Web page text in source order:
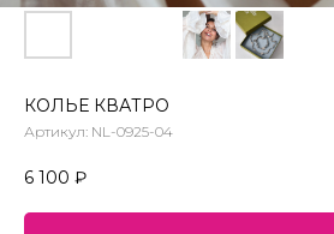
КОЛЬЕ КВАТРО
Артикул: NL-0925-04
6 100 ₽